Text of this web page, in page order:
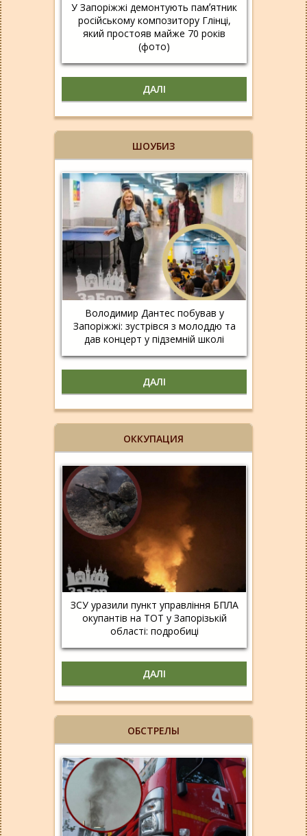
У Запоріжжі демонтують памʼятник
російському композитору Глінці,
який простояв майже 70 років
(фото)
ДАЛІ
ШОУБИЗ
Володимир Дантес побував у
Запоріжжі: зустрівся з молоддю та
дав концерт у підземній школі
ДАЛІ
ОККУПАЦИЯ
ЗСУ уразили пункт управління БПЛА
окупантів на ТОТ у Запорізькій
області: подробиці
ДАЛІ
ОБСТРЕЛЫ